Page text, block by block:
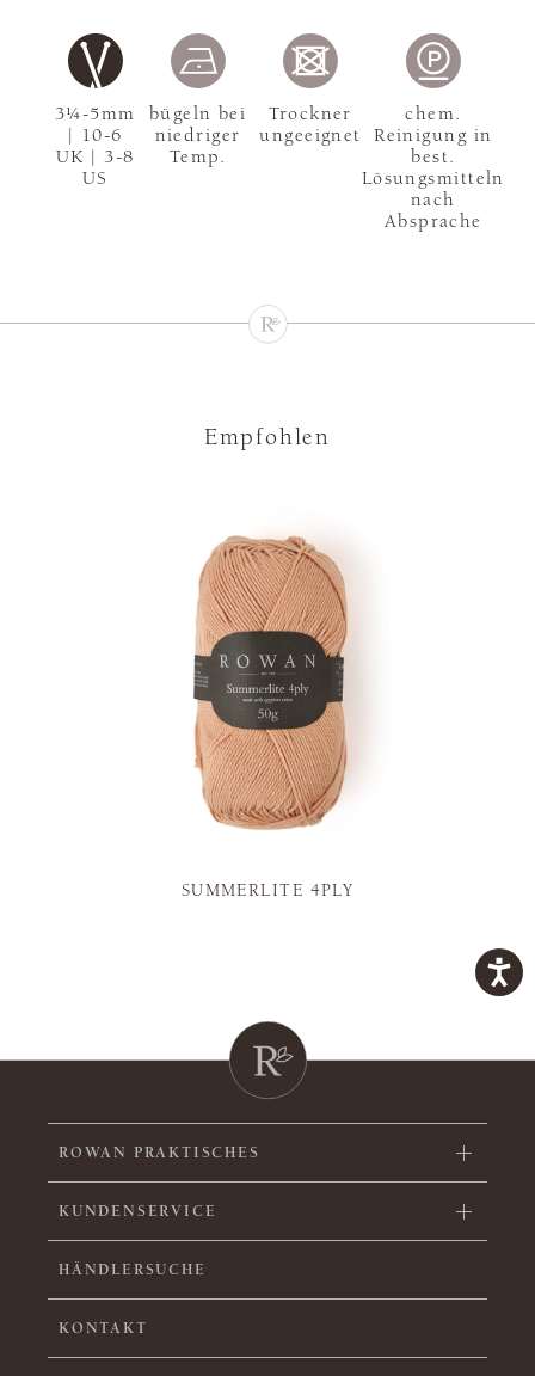
3¼-5mm
| 10-6
UK | 3-8
US
bügeln bei
niedriger
Temp.
Trockner
ungeeignet
chem.
Reinigung in
best.
Lösungsmitteln
nach
Absprache
Empfohlen
SUMMERLITE 4PLY
ROWAN PRAKTISCHES
KUNDENSERVICE
HÄNDLERSUCHE
KONTAKT